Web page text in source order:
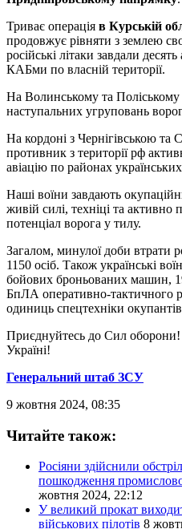
Триває операція в Курській
продовжує рівняти з землею
російські літаки завдали
КАБми по власній території.
На Волинському та
наступальних угруповань
На кордоні з Чернігівською та
противник з території рф
авіацію по районах
Наші воїни завдають
живій силі, техніці та активно
потенціал ворога у тилу.
Загалом, минулої доби втрати
1150 осіб. Також українські
бойових броньованих машин,
БпЛА оперативно-тактичного
одиниць спецтехніки
Приєднуйтесь до Сил
Україні!
Генеральний штаб ЗСУ
9 жовтня 2024, 08:35
Читайте також:
Росіяни здійснили
пошкодження
жовтня 2024, 22:12
У великий прокат
військових пілотів 8